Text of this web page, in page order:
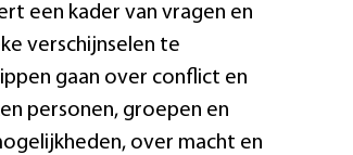
een kader van vragen en
verschijnselen te
gaan over conflict en
personen, groepen en
over macht en